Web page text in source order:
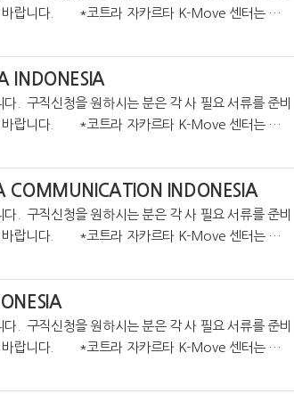
K-Move 센터는 온
정보를 제공하고 있습니다. https://cafe.naver.
INDONESIA
. 구직신청을 원하시는 분은 각 사 필요 서류를 준비
K-Move 센터는 온
정보를 제공하고 있습니다. https://cafe.
COMMUNICATION INDONESIA
. 구직신청을 원하시는 분은 각 사 필요 서류를 준비
K-Move 센터는 온
정보를 제공하고 있습니다. https://cafe.na
. 구직신청을 원하시는 분은 각 사 필요 서류를 준비
Move 센터는 온
정보를 제공하고 있습니다. https://cafe.